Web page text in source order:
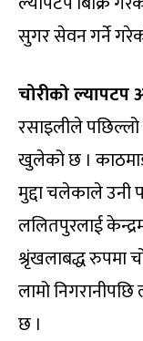
सुगर सेवन गर्ने
चोरीको ल्यापटप
रसाइलीले पछिल्लो
खुलेको छ ।
मुद्दा चलेकाले उनी
ललितपुरलाई
श्रृंखलाबद्ध रुपमा
लामो
छ ।